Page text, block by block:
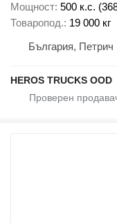
Мощност 500 к.с.
Товаропод. 19 000 кг
България, Петрич
HEROS TRUCKS OOD